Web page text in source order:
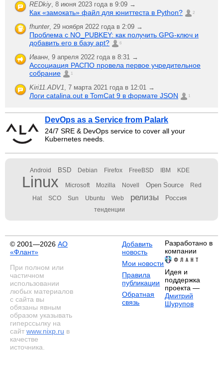
REDkiy, 8 июня 2023 года в 9:09 →
Как «замокать» файл для юниттеста в Python? 2
fhunter, 29 ноября 2022 года в 2:09 →
Проблема с NO_PUBKEY: как получить GPG-ключ и
добавить его в базу apt?
6
Иванн, 9 апреля 2022 года в 8:31 →
Ассоциация РАСПО провела первое учредительное
собрание
1
Kiri11.ADV1, 7 марта 2021 года в 12:01 →
Логи catalina.out в TomCat 9 в формате JSON 1
DevOps as a Service from Palark
24/7 SRE & DevOps service to cover all your
Kubernetes needs.
Android BSD Debian Firefox FreeBSD IBM KDE
Linux Microsoft Mozilla Novell Open Source Red
Hat SCO Sun Ubuntu Web релизы Россия
тенденции
© 2001—2026 АО
«Флант»
При полном или
частичном
использовании
любых материалов
с сайта вы
обязаны явным
образом указывать
гиперссылку на
сайт www.nixp.ru в
качестве
источника.
Добавить
новость
Мои новости
Правила
публикации
Обратная
связь
Разработано в
компании
Идея и
поддержка
проекта —
Дмитрий
Шурупов